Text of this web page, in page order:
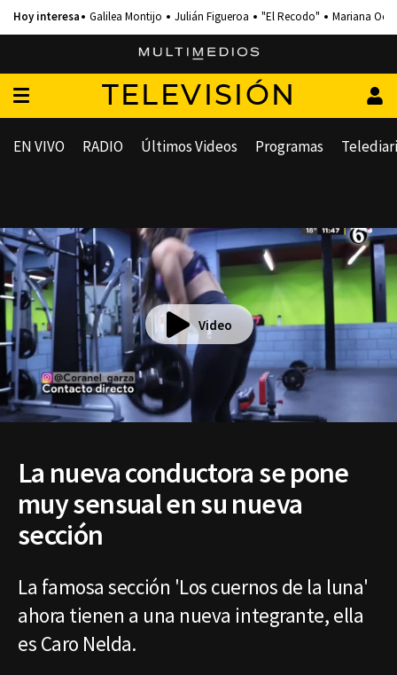
Galilea Montijo Julián Figueroa "El Recodo" Mariana
TELEVISIÓN
EN VIVO RADIO Últimos Videos Programas
Video
La nueva conductora se pone
muy sensual en su nueva
sección
La famosa sección 'Los cuernos de la luna'
ahora tienen a una nueva integrante, ella
es Caro Nelda.